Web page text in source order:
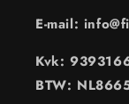
E-mail:
Kvk:
BTW: